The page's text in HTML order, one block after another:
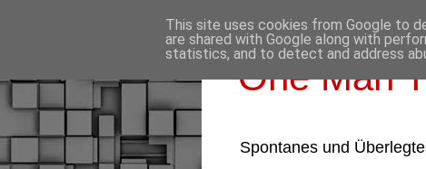
One Man
Spontanes und
This site uses cookies from Google to
are shared with Google along with
statistics, and to detect and address